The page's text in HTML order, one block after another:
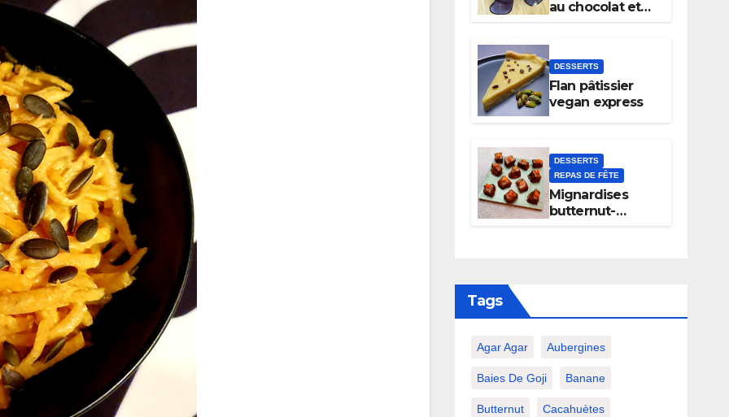
au chocolat et
DESSERTS
Flan pâtissier
vegan express
DESSERTS
REPAS DE FÊTE
Mignardises
butternut-
Tags
Agar Agar Aubergines
Baies De Goji Banane
Butternut Cacahuètes